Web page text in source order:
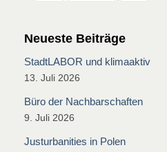
Neueste Beiträge
StadtLABOR und klimaaktiv
13. Juli 2026
Büro der Nachbarschaften
9. Juli 2026
Justurbanities in Polen